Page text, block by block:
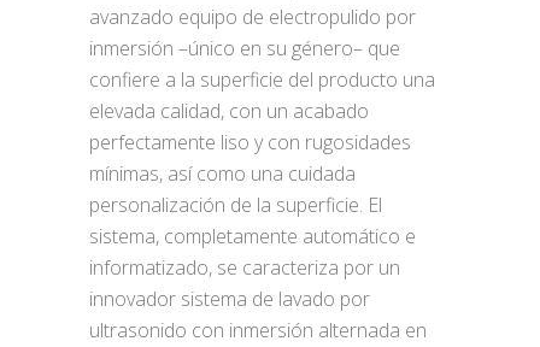
avanzado equipo de electropulido por
inmersión –único en su género– que
confiere a la superficie del producto una
elevada calidad, con un acabado
perfectamente liso y con rugosidades
mínimas, así como una cuidada
personalización de la superficie. El
sistema, completamente automático e
informatizado, se caracteriza por un
innovador sistema de lavado por
ultrasonido con inmersión alternada en